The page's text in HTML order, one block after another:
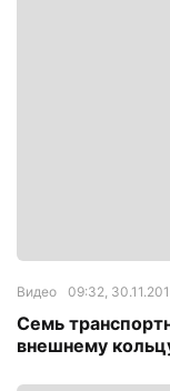
Видео 09:32,
Семь
внешнему